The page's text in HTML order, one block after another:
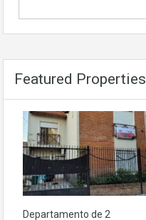
Featured Properties
Departamento de 2